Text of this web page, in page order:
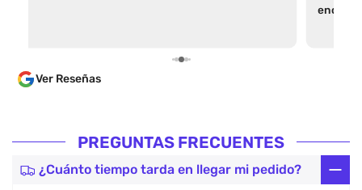
por
Ver Reseñas
PREGUNTAS FRECUENTES
¿Cuánto tiempo tarda en llegar mi pedido?